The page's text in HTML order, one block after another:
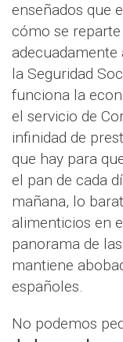
enseñados que
cómo se
la Seguridad
funciona la
el servicio de
infinidad de
que hay para
el pan de cada
mañana, lo
alimenticios en
panorama de
mantiene
españoles.
No podemos